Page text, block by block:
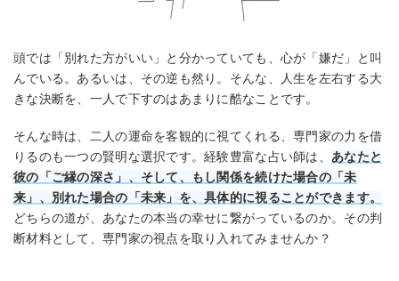
頭では「別れた方がいい」と分かっていても、心が「嫌だ」と叫
んでいる。あるいは、その逆も然り。そんな、人生を左右する大
きな決断を、一人で下すのはあまりに酷なことです。
そんな時は、二人の運命を客観的に視てくれる、専門家の力を借
りるのも一つの賢明な選択です。経験豊富な占い師は、 あなたと
彼の「ご縁の深さ」、そして、もし関係を続けた場合の「未
来」、別れた場合の「未来」を、具体的に視ることができます。
どちらの道が、あなたの本当の幸せに繋がっているのか。その判
断材料として、専門家の視点を取り入れてみませんか？